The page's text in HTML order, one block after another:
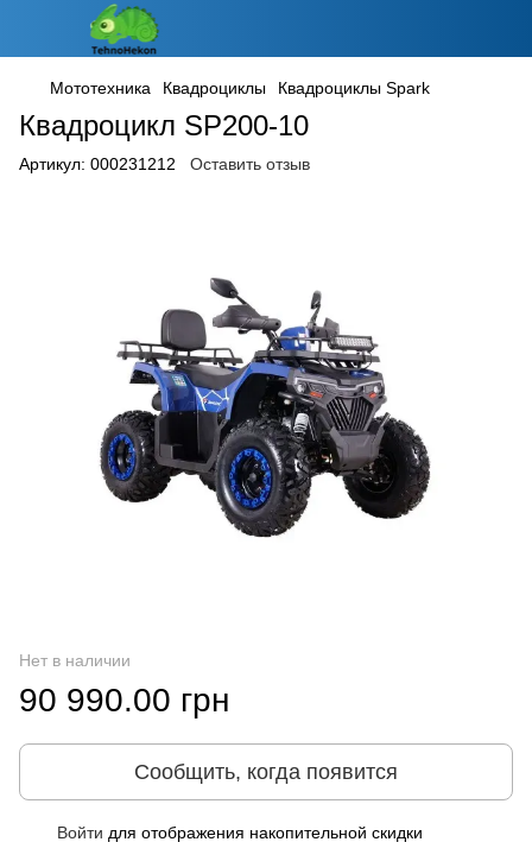
Мототехника Квадроциклы Квадроциклы Spark
Квадроцикл SP200-10
Артикул: 000231212 Оставить отзыв
Нет в наличии
90 990.00 грн
Сообщить, когда появится
Войти для отображения накопительной скидки